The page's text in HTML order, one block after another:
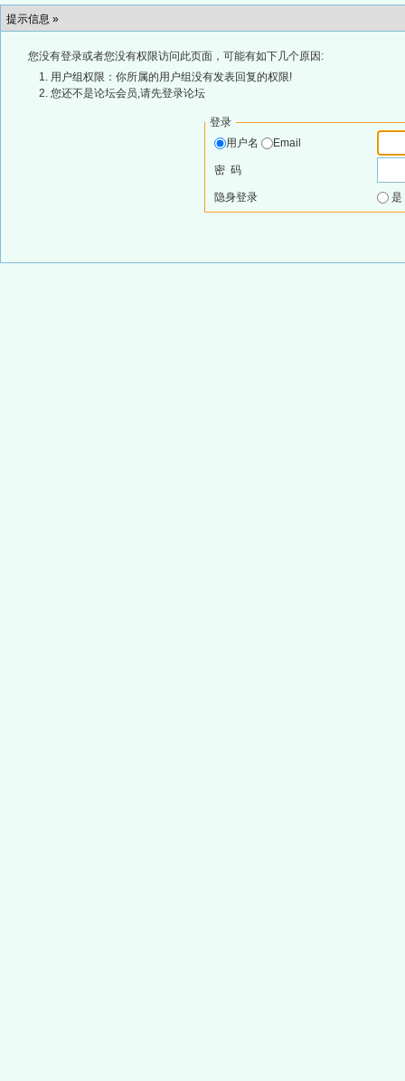
提示信息 »
您没有登录或者您没有权限访问此页面，可能有如下几个原因:
用户组权限：你所属的用户组没有发表回复的权限!
您还不是论坛会员,请先登录论坛
登录
用户名
Email
密 码
隐身登录